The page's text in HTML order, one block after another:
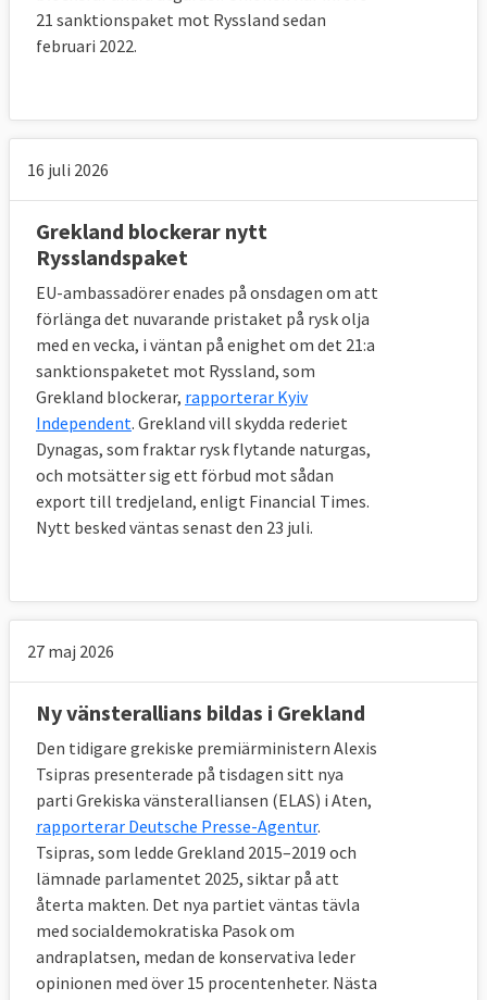
21 sanktionspaket mot Ryssland sedan
februari 2022.
16 juli 2026
Grekland blockerar nytt
Rysslandspaket
EU-ambassadörer enades på onsdagen om att
förlänga det nuvarande pristaket på rysk olja
med en vecka, i väntan på enighet om det 21:a
sanktionspaketet mot Ryssland, som
Grekland blockerar, rapporterar Kyiv
Independent. Grekland vill skydda rederiet
Dynagas, som fraktar rysk flytande naturgas,
och motsätter sig ett förbud mot sådan
export till tredjeland, enligt Financial Times.
Nytt besked väntas senast den 23 juli.
27 maj 2026
Ny vänsterallians bildas i Grekland
Den tidigare grekiske premiärministern Alexis
Tsipras presenterade på tisdagen sitt nya
parti Grekiska vänsteralliansen (ELAS) i Aten,
rapporterar Deutsche Presse-Agentur.
Tsipras, som ledde Grekland 2015–2019 och
lämnade parlamentet 2025, siktar på att
återta makten. Det nya partiet väntas tävla
med socialdemokratiska Pasok om
andraplatsen, medan de konservativa leder
opinionen med över 15 procentenheter. Nästa